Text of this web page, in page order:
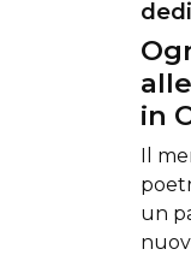
in
Il
un